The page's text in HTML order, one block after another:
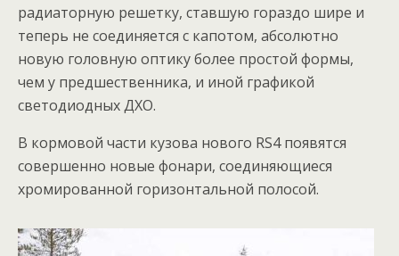
радиаторную решетку, ставшую гораздо шире и
теперь не соединяется с капотом, абсолютно
новую головную оптику более простой формы,
чем у предшественника, и иной графикой
светодиодных ДХО.
В кормовой части кузова нового RS4 появятся
совершенно новые фонари, соединяющиеся
хромированной горизонтальной полосой.